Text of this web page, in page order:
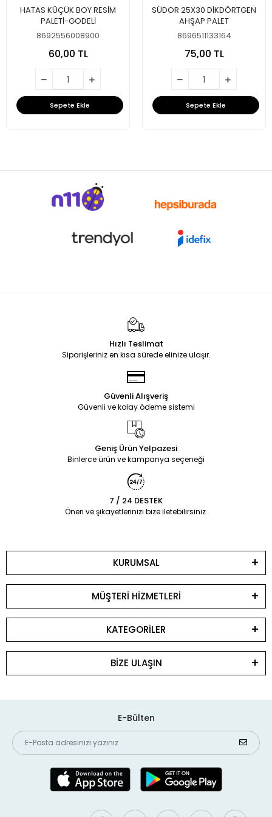
HATAS KÜÇÜK BOY RESİM
PALETİ-GODELİ
8692556008900
60,00 TL
Sepete Ekle
SÜDOR 25X30 DİKDÖRTGEN
AHŞAP PALET
8696511133164
75,00 TL
Sepete Ekle
Hızlı Teslimat
Siparişleriniz en kısa sürede elinize ulaşır.
Güvenli Alışveriş
Güvenli ve kolay ödeme sistemi
Geniş Ürün Yelpazesi
Binlerce ürün ve kampanya seçeneği
7 / 24 DESTEK
Öneri ve şikayetlerinizi bize iletebilirsiniz.
KURUMSAL
MÜŞTERİ HİZMETLERİ
KATEGORİLER
BİZE ULAŞIN
E-Bülten